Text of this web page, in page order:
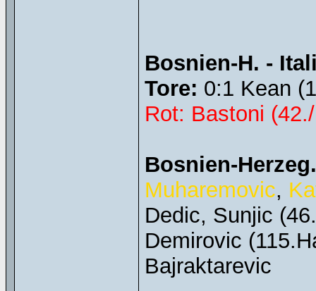
Bosnien-H. -
Tore: 0:1 Kean
Rot: Bastoni
Bosnien-
Muharemovic,
Dedic, Sunjic (46.
Demirovic
Bajraktarevic